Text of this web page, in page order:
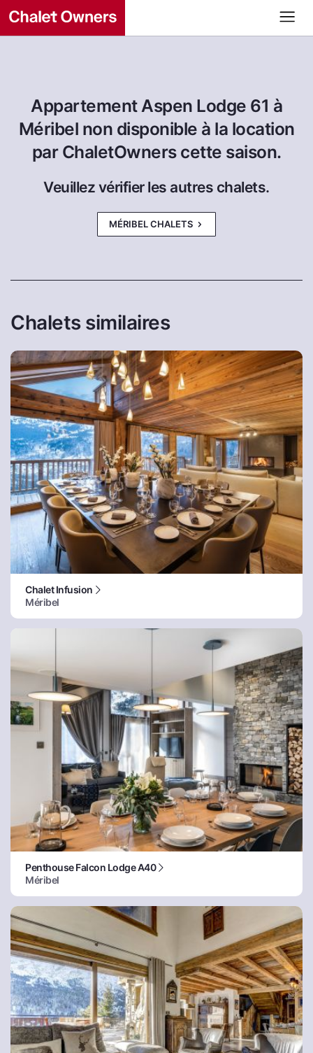
Appartement Aspen Lodge 61 à
Méribel non disponible à la location
par ChaletOwners cette saison.
Veuillez vérifier les autres chalets.
MÉRIBEL CHALETS
Chalets similaires
Chalet Infusion
Méribel
Penthouse Falcon Lodge A40
Méribel